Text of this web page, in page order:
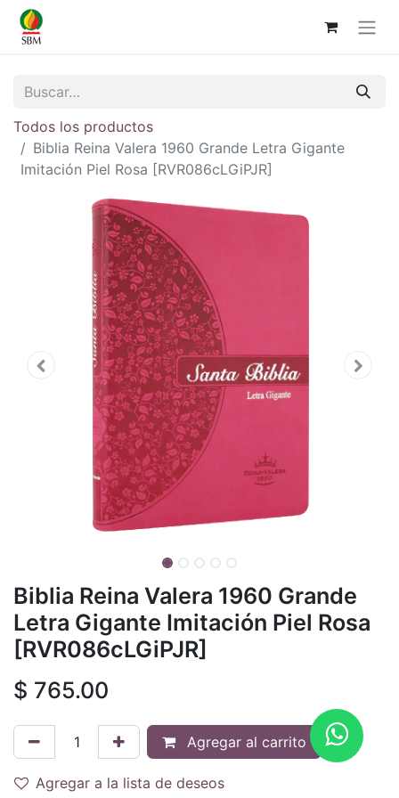
Todos los productos
Biblia Reina Valera 1960 Grande Letra Gigante
Imitación Piel Rosa [RVR086cLGiPJR]
Biblia Reina Valera 1960 Grande
Letra Gigante Imitación Piel Rosa
[RVR086cLGiPJR]
$ 765.00
Agregar al carrito
Agregar a la lista de deseos